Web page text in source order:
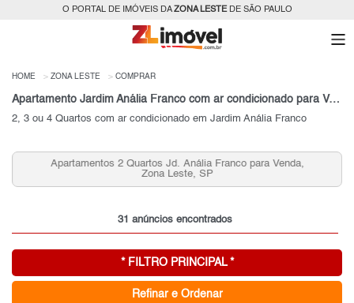
O PORTAL DE IMÓVEIS DAZONA LESTEDE SÃO PAULO
HOME ZONA LESTE COMPRAR
Apartamento Jardim Anália Franco com ar condicionado para Venda, Zona Leste, SP
2, 3 ou 4 Quartos com ar condicionado em Jardim Anália Franco
Apartamentos 2 Quartos Jd. Anália Franco para Venda,
Zona Leste, SP
31 anúncios encontrados
* FILTRO PRINCIPAL *
Refinar e Ordenar